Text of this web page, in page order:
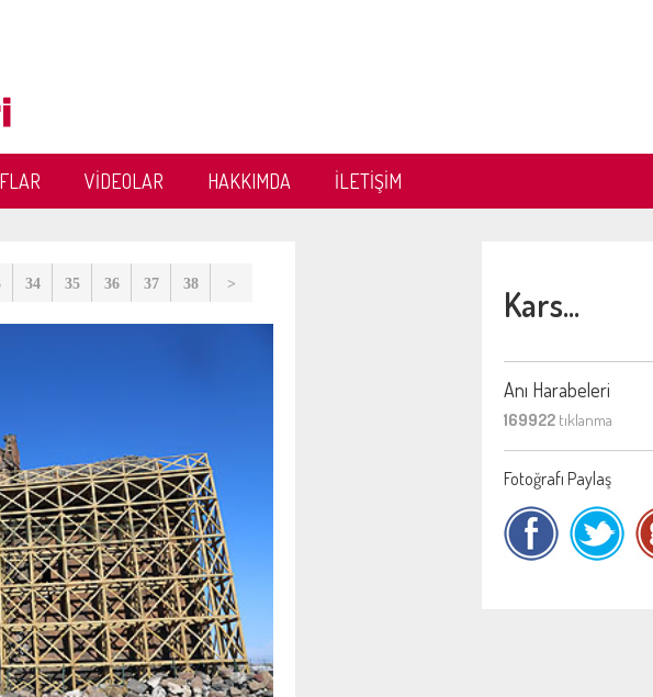
VİDEOLAR HAKKIMDA İLETİŞİM
34 35 36 37 38 > Kars...
Anı Harabeleri
169922 tıklanma
Fotoğrafı Paylaş